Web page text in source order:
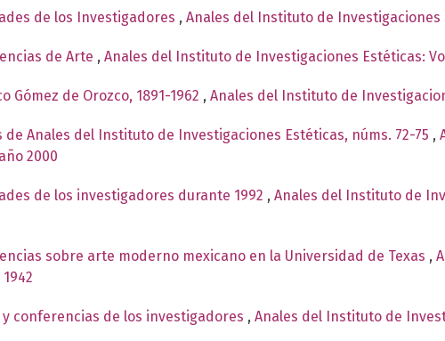
de los Investigadores , Anales del Instituto de Investigaciones
de Arte , Anales del Instituto de Investigaciones Estéticas:
Gómez de Orozco, 1891-1962 , Anales del Instituto de
de Anales del Instituto de Investigaciones Estéticas, núms. 72-75 ,
2000
de los investigadores durante 1992 , Anales del Instituto de
sobre arte moderno mexicano en la Universidad de Texas ,
y conferencias de los investigadores , Anales del Instituto de